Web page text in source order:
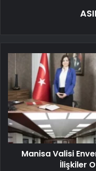
Manisa Valisi
İlişkiler